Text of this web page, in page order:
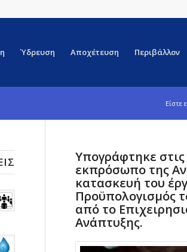
Ύδρευση Αποχέτευση Περιβάλλον
Είστε
Υπογράφτηκε
εκπρόσωπο της
κατασκευή του
Προϋπολογισμός
από το
Ανάπτυξης.